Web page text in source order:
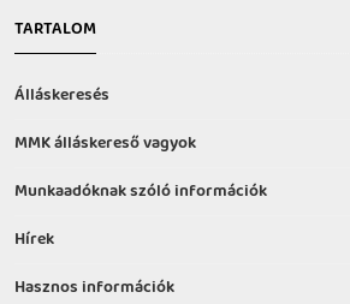
TARTALOM
Álláskeresés
MMK álláskereső vagyok
Munkaadóknak szóló információk
Hírek
Hasznos információk